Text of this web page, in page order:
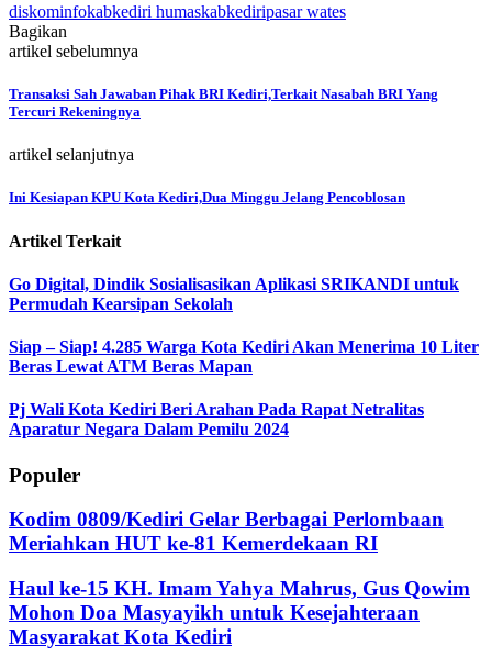
diskominfokabkediri humaskabkediripasar wates
Bagikan
artikel sebelumnya
Transaksi Sah Jawaban Pihak BRI Kediri,Terkait Nasabah BRI Yang
Tercuri Rekeningnya
artikel selanjutnya
Ini Kesiapan KPU Kota Kediri,Dua Minggu Jelang Pencoblosan
Artikel Terkait
Go Digital, Dindik Sosialisasikan Aplikasi SRIKANDI untuk
Permudah Kearsipan Sekolah
Siap – Siap! 4.285 Warga Kota Kediri Akan Menerima 10 Liter
Beras Lewat ATM Beras Mapan
Pj Wali Kota Kediri Beri Arahan Pada Rapat Netralitas
Aparatur Negara Dalam Pemilu 2024
Populer
Kodim 0809/Kediri Gelar Berbagai Perlombaan
Meriahkan HUT ke-81 Kemerdekaan RI
Haul ke-15 KH. Imam Yahya Mahrus, Gus Qowim
Mohon Doa Masyayikh untuk Kesejahteraan
Masyarakat Kota Kediri